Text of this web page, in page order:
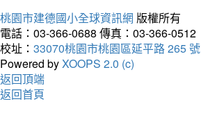
桃園市建德國小全球資訊網 版權所有
電話：03-366-0688 傳真：03-366-0512
校址： 33070桃園市桃園區延平路 265 號
Powered byXOOPS 2.0 (c)
返回頂端
返回首頁